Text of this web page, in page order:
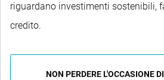
riguardano investimenti sostenibili,
credito.
NON PERDERE L'OCCASIONE